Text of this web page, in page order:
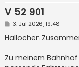
V 52 901
B
i
t
a
g
3. Jul 2026, 19:48
Hallöchen
Zu meinem